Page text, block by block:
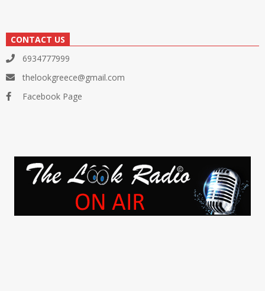
CONTACT US
6934777999
thelookgreece@gmail.com
Facebook Page